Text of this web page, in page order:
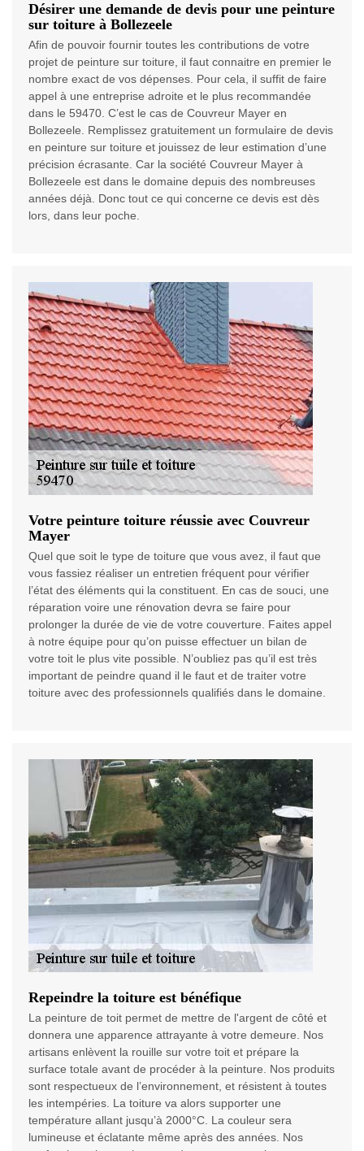
Désirer une demande de devis pour une peinture
sur toiture à Bollezeele
Afin de pouvoir fournir toutes les contributions de votre
projet de peinture sur toiture, il faut connaitre en premier le
nombre exact de vos dépenses. Pour cela, il suffit de faire
appel à une entreprise adroite et le plus recommandée
dans le 59470. C’est le cas de Couvreur Mayer en
Bollezeele. Remplissez gratuitement un formulaire de devis
en peinture sur toiture et jouissez de leur estimation d’une
précision écrasante. Car la société Couvreur Mayer à
Bollezeele est dans le domaine depuis des nombreuses
années déjà. Donc tout ce qui concerne ce devis est dès
lors, dans leur poche.
Votre peinture toiture réussie avec Couvreur
Mayer
Quel que soit le type de toiture que vous avez, il faut que
vous fassiez réaliser un entretien fréquent pour vérifier
l’état des éléments qui la constituent. En cas de souci, une
réparation voire une rénovation devra se faire pour
prolonger la durée de vie de votre couverture. Faites appel
à notre équipe pour qu’on puisse effectuer un bilan de
votre toit le plus vite possible. N’oubliez pas qu’il est très
important de peindre quand il le faut et de traiter votre
toiture avec des professionnels qualifiés dans le domaine.
Repeindre la toiture est bénéfique
La peinture de toit permet de mettre de l'argent de côté et
donnera une apparence attrayante à votre demeure. Nos
artisans enlèvent la rouille sur votre toit et prépare la
surface totale avant de procéder à la peinture. Nos produits
sont respectueux de l’environnement, et résistent à toutes
les intempéries. La toiture va alors supporter une
température allant jusqu’à 2000°C. La couleur sera
lumineuse et éclatante même après des années. Nos